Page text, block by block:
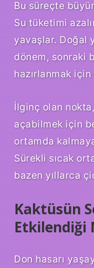
Bu süreçte
Su tüketimi
yavaşlar. Doğal
dönem, sonraki
hazırlanmak
İlginç olan
açabilmek için
ortamda
Sürekli sıcak
bazen yıllarca
Kaktüsün
Etkilendiği
Don hasarı